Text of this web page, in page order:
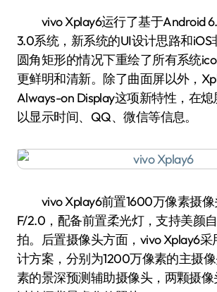
vivo Xplay6运行了基于Android
3.0系统，新系统的UI设计思路和iOS
圆角矩形的情况下重绘了所有系统
更鲜明和清新。除了曲面屏以外，
Always-on Display这项新特性，在
以显示时间、QQ、微信等信息。
vivo Xplay6前置1600万像素摄像
F/2.0，配备前置柔光灯，支持美颜
拍。后置摄像头方面，vivo Xplay6
计方案，分别为1200万像素的主摄
素的景深预测辅助摄像头，两颗摄